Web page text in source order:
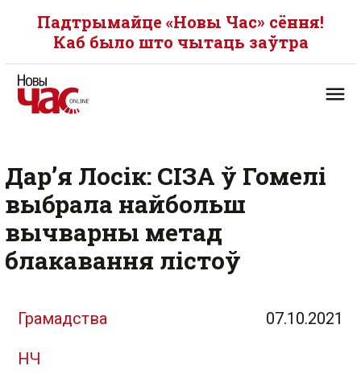
Падтрымайце «Новы Час» сёння!
Каб было што чытаць заўтра
Дар’я Лосік: СІЗА ў Гомелі
выбрала найбольш
вычварны метад
блакавання лістоў
Грамадства 07.10.2021
НЧ